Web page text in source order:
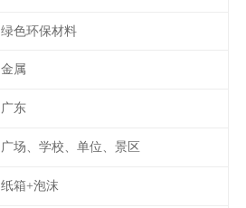
绿色环保材料
金属
广东
广场、学校、单位、景区
纸箱+泡沫